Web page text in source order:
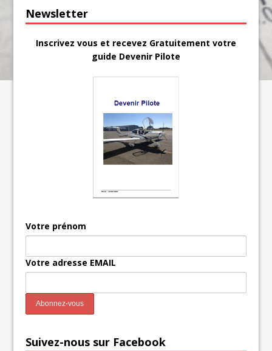
Newsletter
Inscrivez vous et recevez Gratuitement votre
guide Devenir Pilote
Votre prénom
Votre adresse EMAIL
Suivez-nous sur Facebook